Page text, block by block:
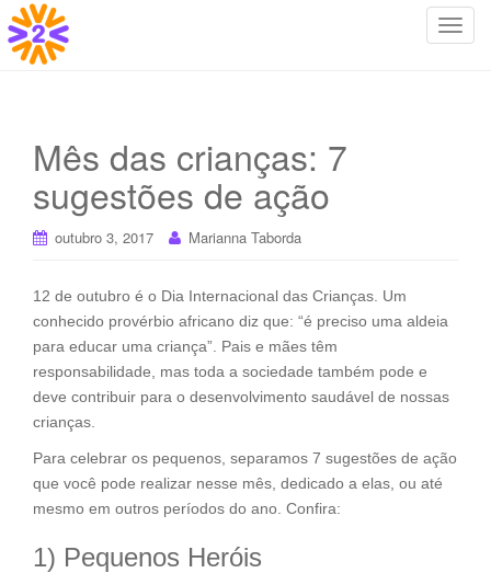
T
Mês das crianças: 7
sugestões de ação
outubro 3, 2017 Marianna Taborda
12 de outubro é o Dia Internacional das Crianças. Um
conhecido provérbio africano diz que: “é preciso uma aldeia
para educar uma criança”. Pais e mães têm
responsabilidade, mas toda a sociedade também pode e
deve contribuir para o desenvolvimento saudável de nossas
crianças.
Para celebrar os pequenos, separamos 7 sugestões de ação
que você pode realizar nesse mês, dedicado a elas, ou até
mesmo em outros períodos do ano. Confira:
1) Pequenos Heróis